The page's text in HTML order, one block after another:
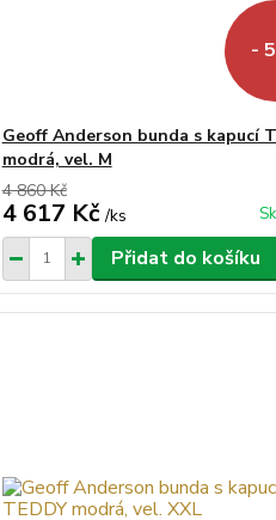
-
Geoff Anderson bunda s kapucí
modrá, vel. M
4 860 Kč
4 617 Kč /ks
Přidat do košíku